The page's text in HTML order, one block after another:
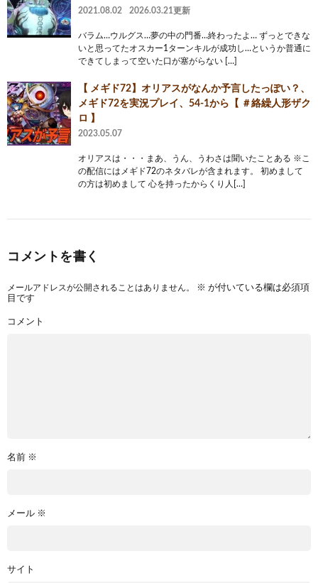
2021.08.02 2026.03.21更新
バラム…ウルグス…夢の中の門番…終わったよ… ずっとできな
いと思ってたオスカー1ターンキルが成功し…というか普通に
できてしまって空いた口が塞がらない […]
【 メギド72】オリアスがなんか予言したっぽい？、
メギド72を実況プレイ、54-1から【 ＃絡繰人形ザク
ロ 】
2023.05.07
オリアスは・・・まあ、うん、うわさは聞いたことある ※こ
の配信にはメギド72のネタバレが含まれます。 初めまして
の方は初めまして 心を持ったからくり人[…]
コメントを書く
メールアドレスが公開されることはありません。 ※ が付いている欄は必須項
目です
コメント
名前 ※
メール ※
サイト